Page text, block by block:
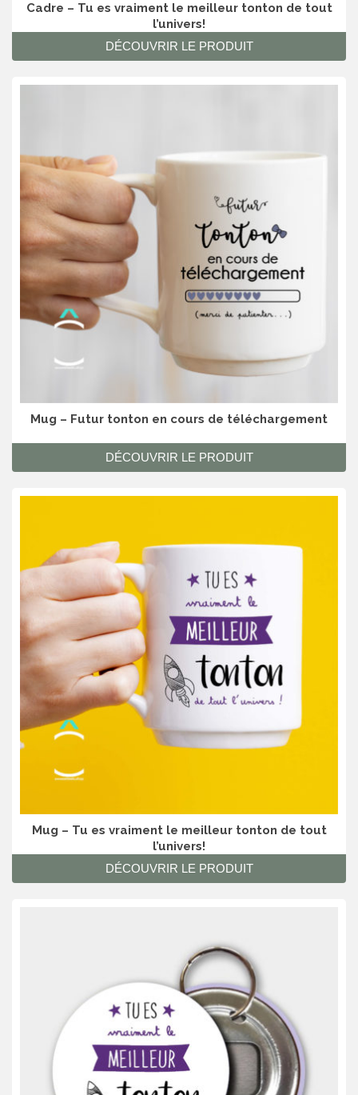
Cadre – Tu es vraiment le meilleur tonton de tout
l’univers!
DÉCOUVRIR LE PRODUIT
Mug – Futur tonton en cours de téléchargement
DÉCOUVRIR LE PRODUIT
Mug – Tu es vraiment le meilleur tonton de tout
l’univers!
DÉCOUVRIR LE PRODUIT